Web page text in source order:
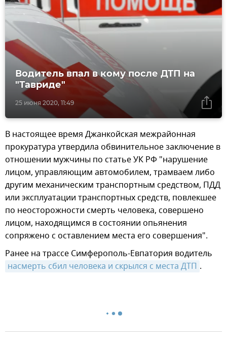
25 июня 2020, 11:49
Водитель впал в кому после ДТП на
"Тавриде"
В настоящее время Джанкойская межрайонная
прокуратура утвердила обвинительное заключение в
отношении мужчины по статье УК РФ "нарушение
лицом, управляющим автомобилем, трамваем либо
другим механическим транспортным средством, ПДД
или эксплуатации транспортных средств, повлекшее
по неосторожности смерть человека, совершено
лицом, находящимся в состоянии опьянения
сопряжено с оставлением места его совершения".
Ранее на трассе Симферополь-Евпатория водитель
насмерть сбил человека и скрылся с места ДТП .